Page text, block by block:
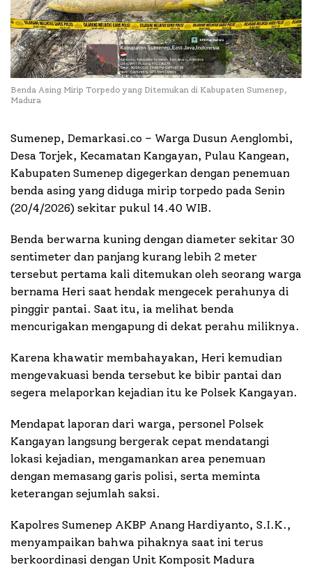
Benda Asing Mirip Torpedo yang Ditemukan di Kabupaten Sumenep,
Madura
Sumenep, Demarkasi.co – Warga Dusun Aenglombi,
Desa Torjek, Kecamatan Kangayan, Pulau Kangean,
Kabupaten Sumenep digegerkan dengan penemuan
benda asing yang diduga mirip torpedo pada Senin
(20/4/2026) sekitar pukul 14.40 WIB.
Benda berwarna kuning dengan diameter sekitar 30
sentimeter dan panjang kurang lebih 2 meter
tersebut pertama kali ditemukan oleh seorang warga
bernama Heri saat hendak mengecek perahunya di
pinggir pantai. Saat itu, ia melihat benda
mencurigakan mengapung di dekat perahu miliknya.
Karena khawatir membahayakan, Heri kemudian
mengevakuasi benda tersebut ke bibir pantai dan
segera melaporkan kejadian itu ke Polsek Kangayan.
Mendapat laporan dari warga, personel Polsek
Kangayan langsung bergerak cepat mendatangi
lokasi kejadian, mengamankan area penemuan
dengan memasang garis polisi, serta meminta
keterangan sejumlah saksi.
Kapolres Sumenep AKBP Anang Hardiyanto, S.I.K.,
menyampaikan bahwa pihaknya saat ini terus
berkoordinasi dengan Unit Komposit Madura